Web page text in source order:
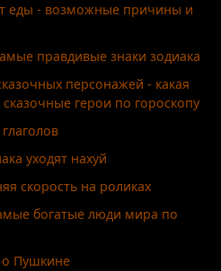
еды - возможные причины и
правдивые знаки зодиака
персонажей - какая
герои по гороскопу
уходят нахуй
скорость на роликах
богатые люди мира по
о Пушкине